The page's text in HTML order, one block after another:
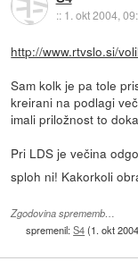
:: 1. okt 2004,
http://www.rtvslo.si/
Sam kolk je pa tole
kreirani na podlagi
imali priložnost to
Pri LDS je večina
sploh ni! Kakorkoli
Zgodovina sprememb…
spremenil:S4(1. okt